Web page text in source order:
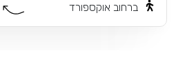
ברחוב אוקספורד